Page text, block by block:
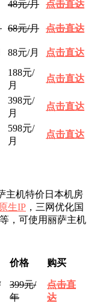
48元/月 点击直达
68元/月 点击直达
88元/月 点击直达
188元/
月
点击直达
398元/
月
点击直达
598元/
月
点击直达
主机特价日本机房
生IP ，三网优化国
，可使用丽萨主机
价格 购买
399元/
年
点击直
达